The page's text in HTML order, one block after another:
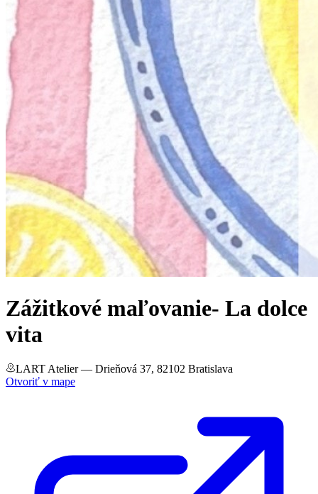
Zážitkové maľovanie- La dolce
vita
LART Atelier— Drieňová 37, 82102 Bratislava
Otvoriť v mape